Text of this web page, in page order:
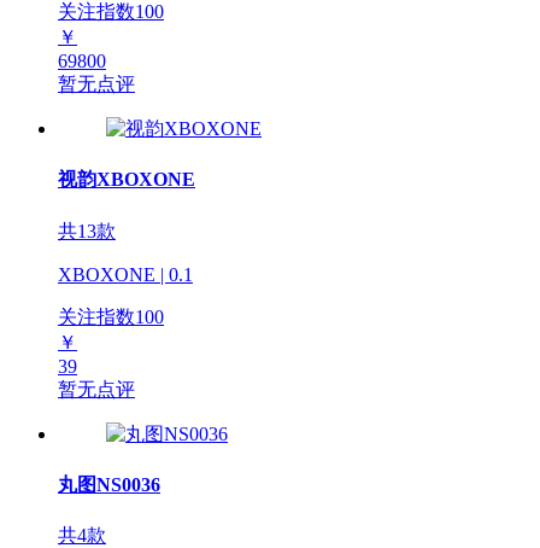
关注指数100
￥
69800
暂无点评
视韵XBOXONE
共13款
XBOXONE | 0.1
关注指数100
￥
39
暂无点评
丸图NS0036
共4款